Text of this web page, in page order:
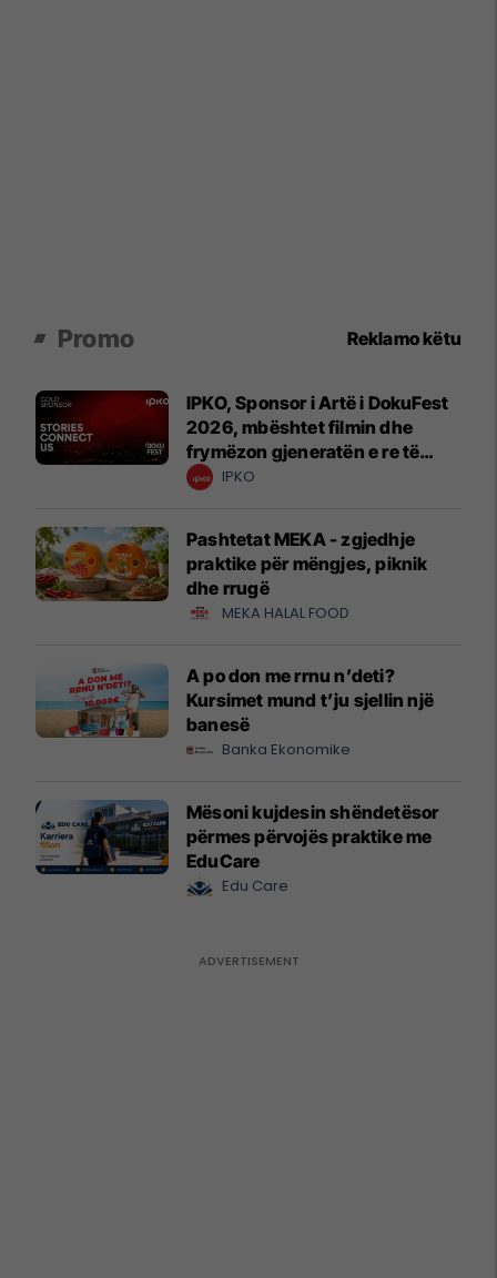
Promo Reklamo këtu
IPKO, Sponsor i Artë i DokuFest
2026, mbështet filmin dhe
frymëzon gjeneratën e re të
krijuesve
IPKO
Pashtetat MEKA - zgjedhje
praktike për mëngjes, piknik
dhe rrugë
MEKA HALAL FOOD
A po don me rrnu n’deti?
Kursimet mund t’ju sjellin një
banesë
Banka Ekonomike
Mësoni kujdesin shëndetësor
përmes përvojës praktike me
EduCare
Edu Care